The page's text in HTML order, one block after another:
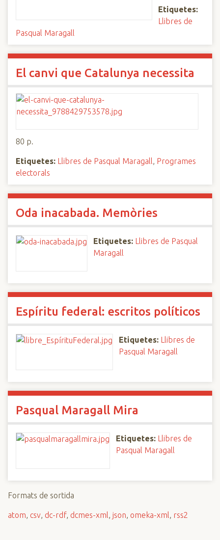
Etiquetes:
Llibres de
Pasqual Maragall
El canvi que Catalunya necessita
80 p.
Etiquetes: Llibres de Pasqual Maragall, Programes
electorals
Oda inacabada. Memòries
Etiquetes: Llibres de Pasqual
Maragall
Espíritu federal: escritos políticos
Etiquetes: Llibres de
Pasqual Maragall
Pasqual Maragall Mira
Etiquetes: Llibres de
Pasqual Maragall
Formats de sortida
atom, csv, dc-rdf, dcmes-xml, json, omeka-xml, rss2